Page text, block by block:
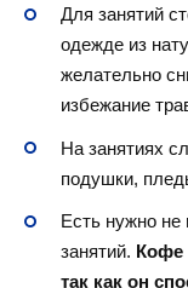
Для занятий
одежде из
желательно
избежание
На занятиях
подушки,
Есть нужно не
занятий. Кофе
так как он